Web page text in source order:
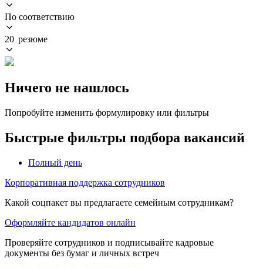
По соответствию
20 резюме
Ничего не нашлось
Попробуйте изменить формулировку или фильтры
Быстрые фильтры подбора вакансий
Полный день
Корпоративная поддержка сотрудников
Какой соцпакет вы предлагаете семейным сотрудникам?
Оформляйте кандидатов онлайн
Проверяйте сотрудников и подписывайте кадровые
документы без бумаг и личных встреч